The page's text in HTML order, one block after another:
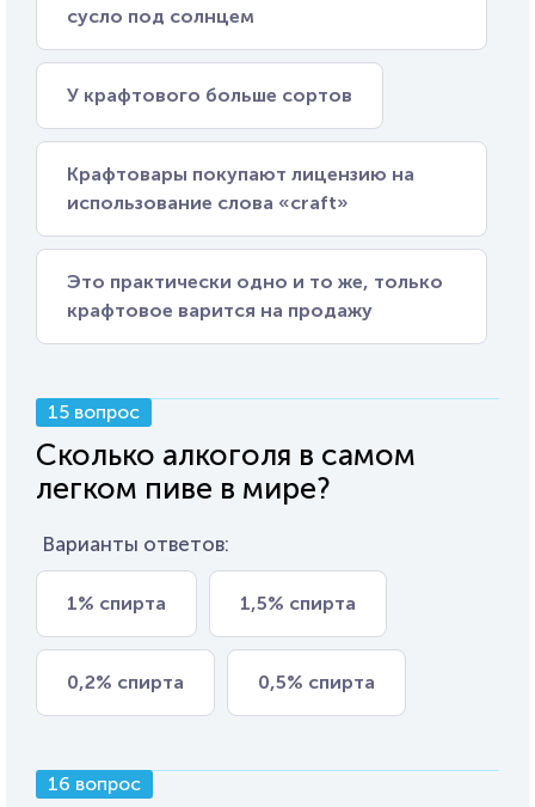
сусло под солнцем
У крафтового больше сортов
Крафтовары покупают лицензию на
использование слова «craft»
Это практически одно и то же, только
крафтовое варится на продажу
15 вопрос
Сколько алкоголя в самом
легком пиве в мире?
Варианты ответов:
1% спирта 1,5% спирта
0,2% спирта 0,5% спирта
16 вопрос